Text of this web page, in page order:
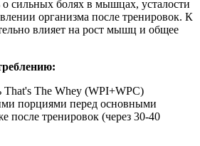
о сильных болях в мышцах, усталости
организма после тренировок. К
влияет на рост мышц и общее
The Whey (WPI+WPC)
порциями перед основными
после тренировок (через 30-40